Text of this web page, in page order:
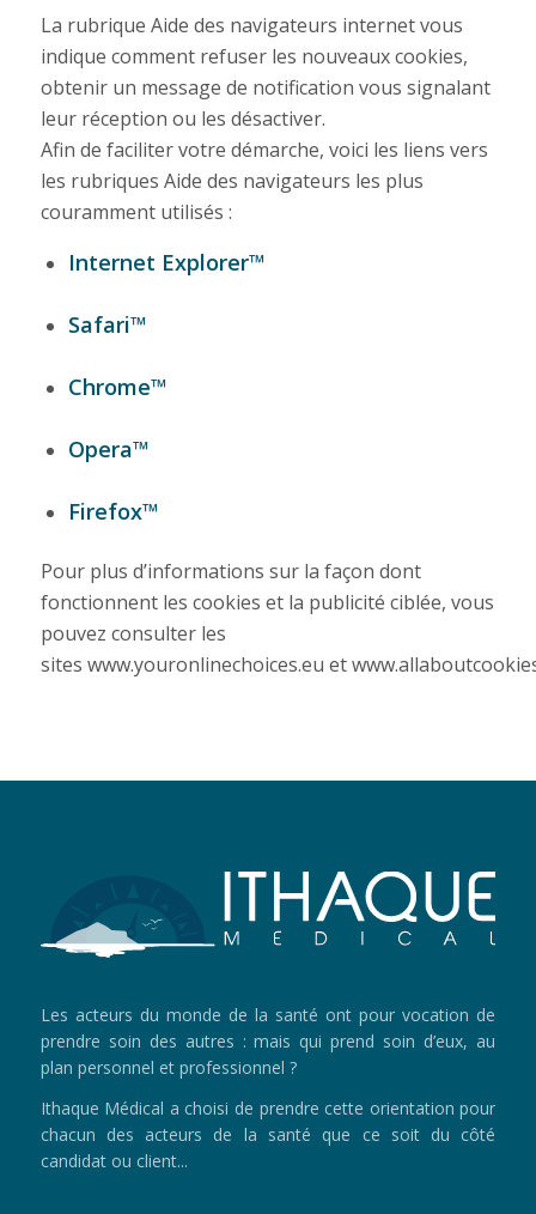
La rubrique Aide des navigateurs internet vous
indique comment refuser les nouveaux cookies,
obtenir un message de notification vous signalant
leur réception ou les désactiver.
Afin de faciliter votre démarche, voici les liens vers
les rubriques Aide des navigateurs les plus
couramment utilisés :
Internet Explorer™
Safari™
Chrome™
Opera™
Firefox™
Pour plus d’informations sur la façon dont
fonctionnent les cookies et la publicité ciblée, vous
pouvez consulter les
sites www.youronlinechoices.eu et
Les acteurs du monde de la santé ont pour vocation de
prendre soin des autres : mais qui prend soin d’eux, au
plan personnel et professionnel ?
Ithaque Médical a choisi de prendre cette orientation pour
chacun des acteurs de la santé que ce soit du côté
candidat ou client...